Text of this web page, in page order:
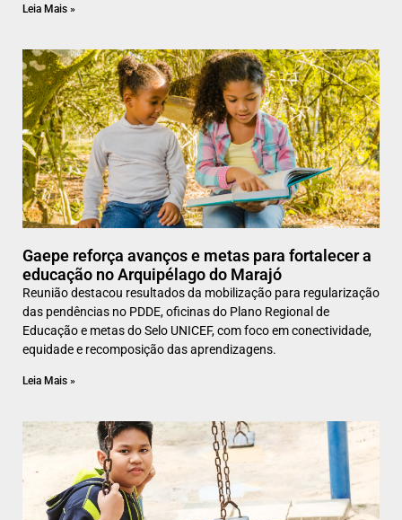
Leia Mais »
Gaepe reforça avanços e metas para fortalecer a
educação no Arquipélago do Marajó
Reunião destacou resultados da mobilização para regularização
das pendências no PDDE, oficinas do Plano Regional de
Educação e metas do Selo UNICEF, com foco em conectividade,
equidade e recomposição das aprendizagens.
Leia Mais »